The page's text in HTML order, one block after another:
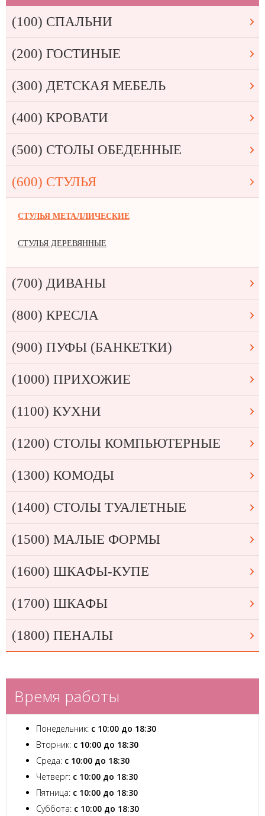
(100) СПАЛЬНИ
(200) ГОСТИНЫЕ
(300) ДЕТСКАЯ МЕБЕЛЬ
(400) КРОВАТИ
(500) СТОЛЫ ОБЕДЕННЫЕ
(600) СТУЛЬЯ
СТУЛЬЯ МЕТАЛЛИЧЕСКИЕ
СТУЛЬЯ ДЕРЕВЯННЫЕ
(700) ДИВАНЫ
(800) КРЕСЛА
(900) ПУФЫ (БАНКЕТКИ)
(1000) ПРИХОЖИЕ
(1100) КУХНИ
(1200) СТОЛЫ КОМПЬЮТЕРНЫЕ
(1300) КОМОДЫ
(1400) СТОЛЫ ТУАЛЕТНЫЕ
(1500) МАЛЫЕ ФОРМЫ
(1600) ШКАФЫ-КУПЕ
(1700) ШКАФЫ
(1800) ПЕНАЛЫ
Время работы
Понедельник: с 10:00 до 18:30
Вторник: с 10:00 до 18:30
Среда: с 10:00 до 18:30
Четверг: с 10:00 до 18:30
Пятница: с 10:00 до 18:30
Суббота: с 10:00 до 18:30